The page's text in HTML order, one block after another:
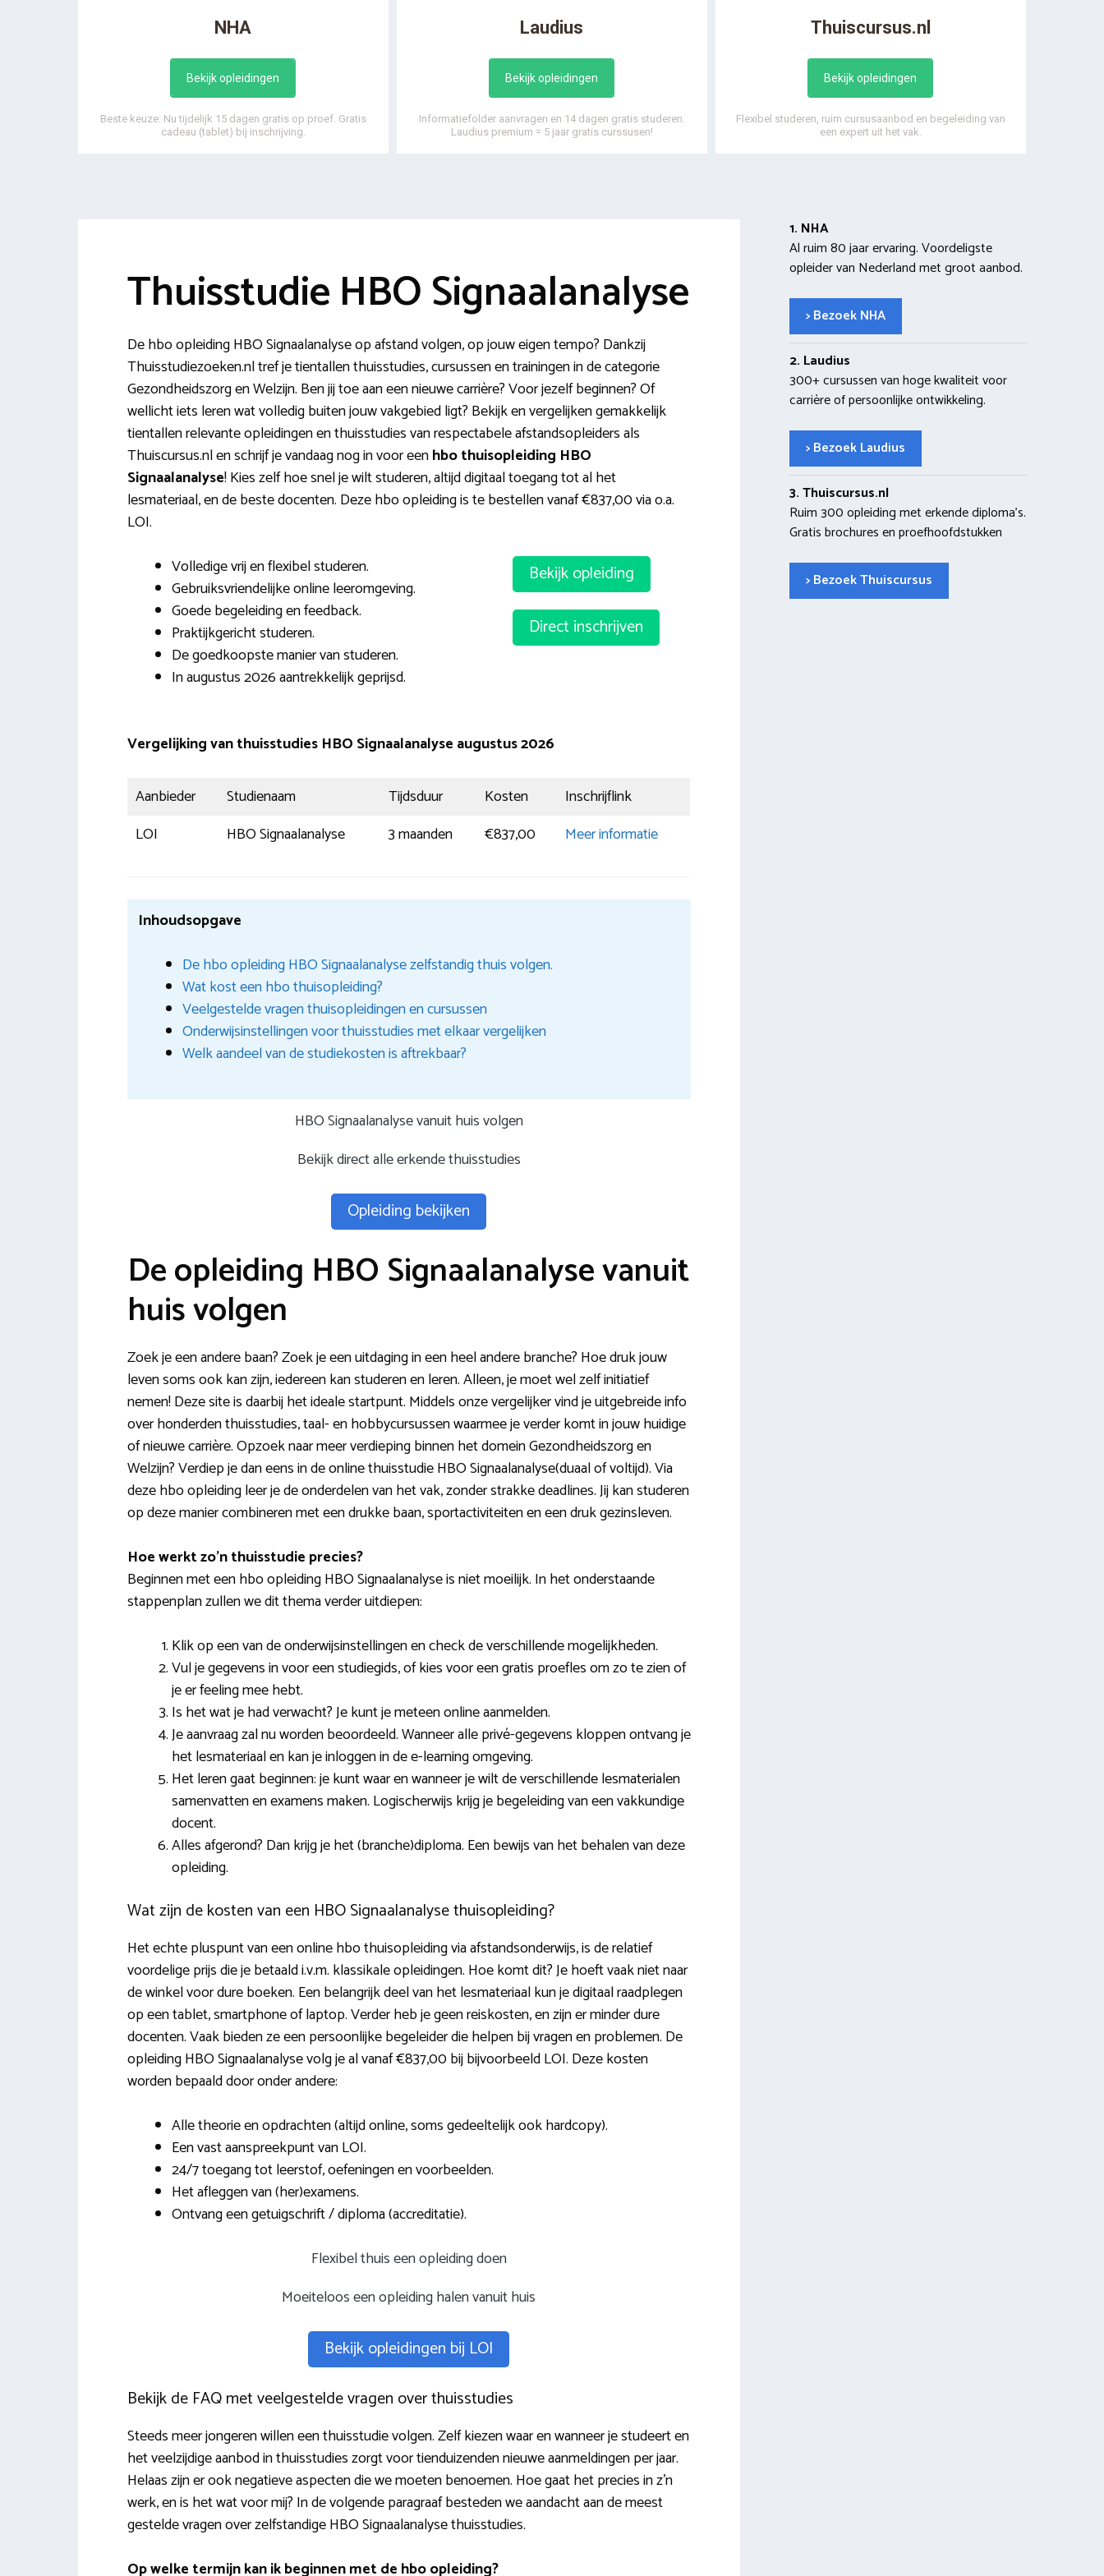
NHA
Bekijk opleidingen
Beste keuze: Nu tijdelijk 15 dagen gratis op proef. Gratis
cadeau (tablet) bij inschrijving.
Laudius
Bekijk opleidingen
Informatiefolder aanvragen en 14 dagen gratis studeren.
Laudius premium = 5 jaar gratis curssusen!
Thuiscursus.nl
Bekijk opleidingen
Flexibel studeren, ruim cursusaanbod en begeleiding van
een expert uit het vak.
Thuisstudie HBO Signaalanalyse
De hbo opleiding HBO Signaalanalyse op afstand volgen, op jouw eigen tempo? Dankzij
Thuisstudiezoeken.nl tref je tientallen thuisstudies, cursussen en trainingen in de categorie
Gezondheidszorg en Welzijn. Ben jij toe aan een nieuwe carrière? Voor jezelf beginnen? Of
wellicht iets leren wat volledig buiten jouw vakgebied ligt? Bekijk en vergelijken gemakkelijk
tientallen relevante opleidingen en thuisstudies van respectabele afstandsopleiders als
Thuiscursus.nl en schrijf je vandaag nog in voor eenhbo thuisopleiding HBO
Signaalanalyse! Kies zelf hoe snel je wilt studeren, altijd digitaal toegang tot al het
lesmateriaal, en de beste docenten. Deze hbo opleiding is te bestellen vanaf €837,00 via o.a.
LOI.
Volledige vrij en flexibel studeren.
Gebruiksvriendelijke online leeromgeving.
Goede begeleiding en feedback.
Praktijkgericht studeren.
De goedkoopste manier van studeren.
In augustus 2026 aantrekkelijk geprijsd.
Bekijk opleiding
Direct inschrijven
Vergelijking van thuisstudies HBO Signaalanalyse augustus 2026
Aanbieder Studienaam Tijdsduur Kosten
Inschrijflink
LOI
HBO Signaalanalyse 3 maanden €837,00 Meer informatie
Inhoudsopgave
De hbo opleiding HBO Signaalanalyse zelfstandig thuis volgen.
Wat kost een hbo thuisopleiding?
Veelgestelde vragen thuisopleidingen en cursussen
Onderwijsinstellingen voor thuisstudies met elkaar vergelijken
Welk aandeel van de studiekosten is aftrekbaar?
HBO Signaalanalyse vanuit huis volgen
Bekijk direct alle erkende thuisstudies
Opleiding bekijken
De opleiding HBO Signaalanalyse vanuit
huis volgen
Zoek je een andere baan? Zoek je een uitdaging in een heel andere branche? Hoe druk jouw
leven soms ook kan zijn, iedereen kan studeren en leren. Alleen, je moet wel zelf initiatief
nemen! Deze site is daarbij het ideale startpunt. Middels onze vergelijker vind je uitgebreide info
over honderden thuisstudies, taal- en hobbycursussen waarmee je verder komt in jouw huidige
of nieuwe carrière. Opzoek naar meer verdieping binnen het domein Gezondheidszorg en
Welzijn? Verdiep je dan eens in de online thuisstudie HBO Signaalanalyse(duaal of voltijd). Via
deze hbo opleiding leer je de onderdelen van het vak, zonder strakke deadlines. Jij kan studeren
op deze manier combineren met een drukke baan, sportactiviteiten en een druk gezinsleven.
Hoe werkt zo’n thuisstudie precies?
Beginnen met een hbo opleiding HBO Signaalanalyse is niet moeilijk. In het onderstaande
stappenplan zullen we dit thema verder uitdiepen:
Klik op een van de onderwijsinstellingen en check de verschillende mogelijkheden.
Vul je gegevens in voor een studiegids, of kies voor een gratis proefles om zo te zien of
je er feeling mee hebt.
Is het wat je had verwacht? Je kunt je meteen online aanmelden.
Je aanvraag zal nu worden beoordeeld. Wanneer alle privé-gegevens kloppen ontvang je
het lesmateriaal en kan je inloggen in de e-learning omgeving.
Het leren gaat beginnen: je kunt waar en wanneer je wilt de verschillende lesmaterialen
samenvatten en examens maken. Logischerwijs krijg je begeleiding van een vakkundige
docent.
Alles afgerond? Dan krijg je het (branche)diploma. Een bewijs van het behalen van deze
opleiding.
Wat zijn de kosten van een HBO Signaalanalyse thuisopleiding?
Het echte pluspunt van een online hbo thuisopleiding via afstandsonderwijs, is de relatief
voordelige prijs die je betaald i.v.m. klassikale opleidingen. Hoe komt dit? Je hoeft vaak niet naar
de winkel voor dure boeken. Een belangrijk deel van het lesmateriaal kun je digitaal raadplegen
op een tablet, smartphone of laptop. Verder heb je geen reiskosten, en zijn er minder dure
docenten. Vaak bieden ze een persoonlijke begeleider die helpen bij vragen en problemen. De
opleiding HBO Signaalanalyse volg je al vanaf €837,00 bij bijvoorbeeld LOI. Deze kosten
worden bepaald door onder andere:
Alle theorie en opdrachten (altijd online, soms gedeeltelijk ook hardcopy).
Een vast aanspreekpunt van LOI.
24/7 toegang tot leerstof, oefeningen en voorbeelden.
Het afleggen van (her)examens.
Ontvang een getuigschrift / diploma (accreditatie).
Flexibel thuis een opleiding doen
Moeiteloos een opleiding halen vanuit huis
Bekijk opleidingen bij LOI
Bekijk de FAQ met veelgestelde vragen over thuisstudies
Steeds meer jongeren willen een thuisstudie volgen. Zelf kiezen waar en wanneer je studeert en
het veelzijdige aanbod in thuisstudies zorgt voor tienduizenden nieuwe aanmeldingen per jaar.
Helaas zijn er ook negatieve aspecten die we moeten benoemen. Hoe gaat het precies in z’n
werk, en is het wat voor mij? In de volgende paragraaf besteden we aandacht aan de meest
gestelde vragen over zelfstandige HBO Signaalanalyse thuisstudies.
Op welke termijn kan ik beginnen met de hbo opleiding?
1. NHA
Al ruim 80 jaar ervaring. Voordeligste
opleider van Nederland met groot aanbod.
> Bezoek NHA
2. Laudius
300+ cursussen van hoge kwaliteit voor
carrière of persoonlijke ontwikkeling.
> Bezoek Laudius
3. Thuiscursus.nl
Ruim 300 opleiding met erkende diploma’s.
Gratis brochures en proefhoofdstukken
> Bezoek Thuiscursus